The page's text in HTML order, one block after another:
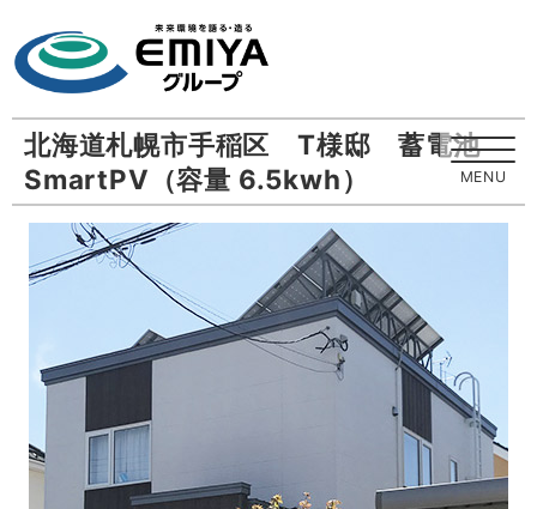
北海道札幌市手稲区 T様邸 蓄電池
SmartPV（容量 6.5kwh）